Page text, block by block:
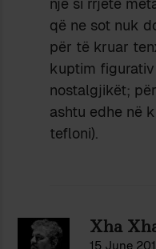
që ne sot nuk
për të kruar
kuptim
nostalgjikët;
ashtu edhe në
tefloni).
Xha
15 June